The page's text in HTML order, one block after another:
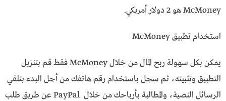
McMoney هو 2 دولار أمريكي.
استخدام تطبيق McMoney
يمكن بكل سهولة ربح المال من خلال McMoney فقط قم بتنزيل
التطبيق وتثبيته، ثم سجل باستخدام رقم هاتفك من أجل البدء بتلقي
الرسائل النصية، والمطالبة بأرباحك من خلال PayPal عن طريق طلب